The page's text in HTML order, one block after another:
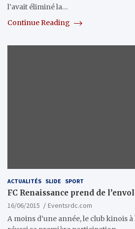
l’avait éliminé la…
Continue Reading
ACTUALITÉS SLIDE SPORT
FC Renaissance prend de l’envol
16/06/2015
Eventsrdc.com
A moins d’une année, le club kinois